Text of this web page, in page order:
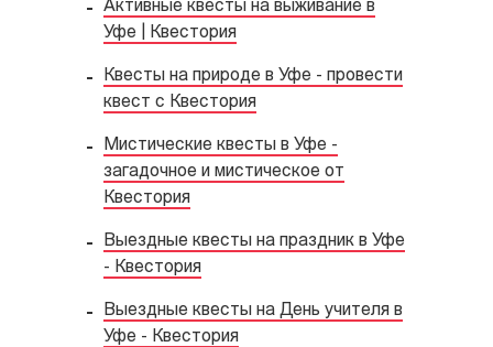
Активные квесты на выживание в
Уфе | Квестория
Квесты на природе в Уфе - провести
квест с Квестория
Мистические квесты в Уфе -
загадочное и мистическое от
Квестория
Выездные квесты на праздник в Уфе
- Квестория
Выездные квесты на День учителя в
Уфе - Квестория